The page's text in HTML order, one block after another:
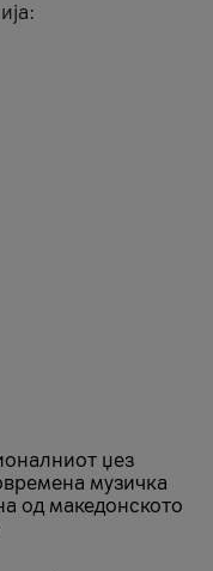
џез
музичка
од македонското